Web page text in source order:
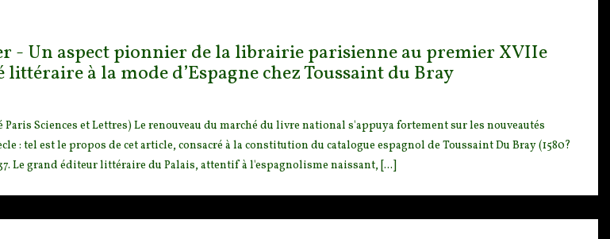
- Un aspect pionnier de la librairie parisienne au premier XVIIe
littéraire à la mode d’Espagne chez Toussaint du Bray
Sciences et Lettres) Le renouveau du marché du livre national s'appuya fortement sur les nouveautés
: tel est le propos de cet article, consacré à la constitution du catalogue espagnol de Toussaint Du Bray (1580?
Le grand éditeur littéraire du Palais, attentif à l'espagnolisme naissant, [...]